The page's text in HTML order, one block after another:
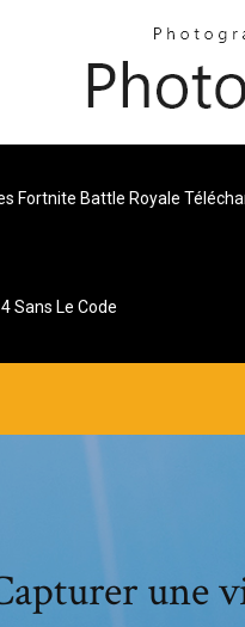
Fortnite Battle Royale
Sans Le Code
une